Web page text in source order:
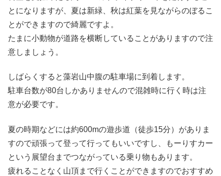
とになりますが、夏は新緑、秋は紅葉を見ながらのぼるこ
とができますので綺麗ですよ。
たまに小動物が道路を横断していることがありますので注
意しましょう。
しばらくすると藻岩山中腹の駐車場に到着します。
駐車台数が80台しかありませんので混雑時に行く時は注
意が必要です。
夏の時期などには約600mの遊歩道（徒歩15分）がありま
すので頑張って登って行ってもいいですし、もーりすカー
という展望台までつながっている乗り物もあります。
疲れることなく山頂まで行くことができますのでおすすめ